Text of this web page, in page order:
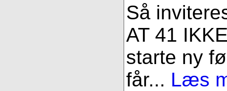
Så
AT 41
starte ny
får... Læs